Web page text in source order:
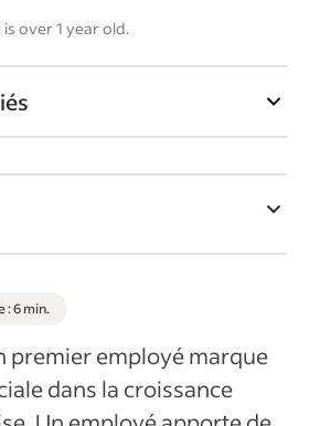
over 1 year old.
un premier employé ?
votre premier employé
: 6 min.
premier employé marque
dans la croissance